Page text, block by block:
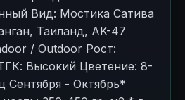
Вид: Мостика Сатива
Таиланд, AK-47
/ Outdoor Рост:
Высокий Цветение: 8-
Сентября - Октябрь*